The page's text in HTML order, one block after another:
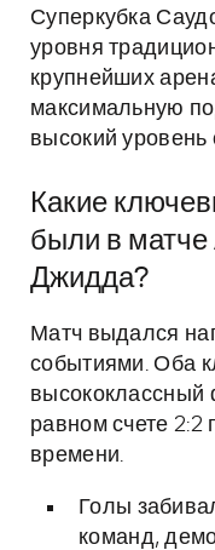
Суперкубка
уровня
крупнейших
максимальную
высокий уровень
Какие
были в
Джидда?
Матч выдался
событиями. Оба
высококлассный
равном счете 2:2
времени.
Голы
команд,